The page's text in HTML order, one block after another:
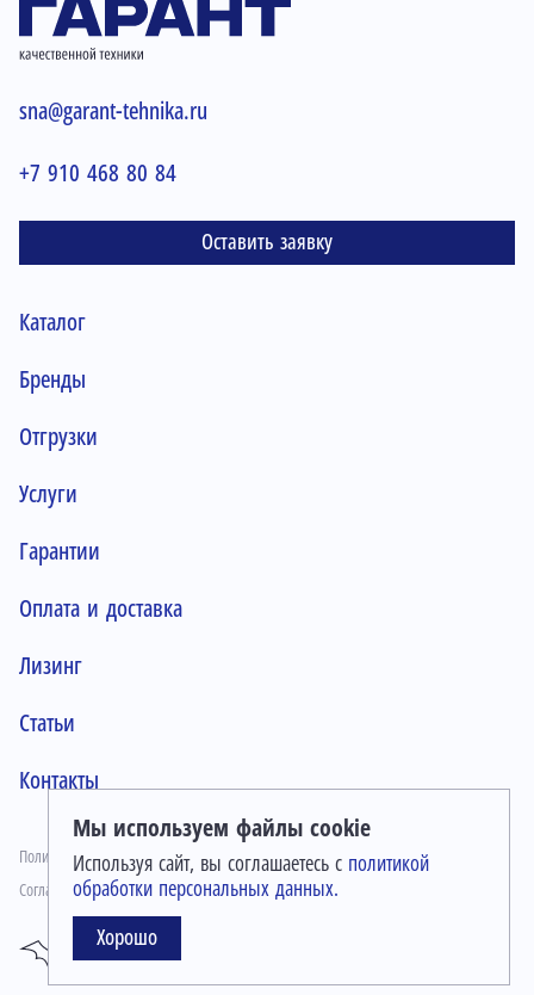
sna@garant-tehnika.ru
+7 910 468 80 84
Оставить заявку
Каталог
Бренды
Отгрузки
Услуги
Гарантии
Оплата и доставка
Лизинг
Статьи
Контакты
Политика конфиденциальности
Согласие на обработку персональных данных
Сайт разработан в
Мы используем файлы cookie
Используя сайт, вы соглашаетесь с политикой
обработки персональных данных.
Хорошо